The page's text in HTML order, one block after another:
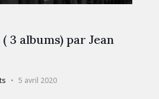
3 albums) par Jean
5 avril 2020